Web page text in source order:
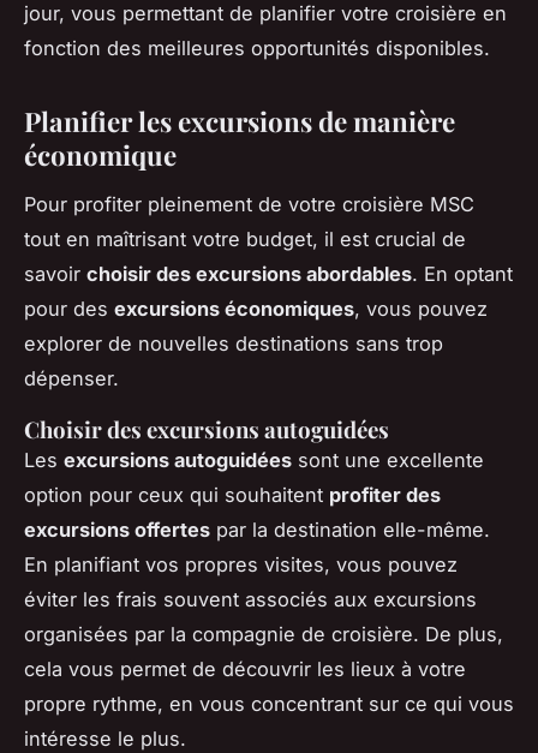
jour, vous permettant de planifier votre croisière en
fonction des meilleures opportunités disponibles.
Planifier les excursions de manière
économique
Pour profiter pleinement de votre croisière MSC
tout en maîtrisant votre budget, il est crucial de
savoir choisir des excursions abordables. En optant
pour des excursions économiques, vous pouvez
explorer de nouvelles destinations sans trop
dépenser.
Choisir des excursions autoguidées
Les excursions autoguidées sont une excellente
option pour ceux qui souhaitent profiter des
excursions offertes par la destination elle-même.
En planifiant vos propres visites, vous pouvez
éviter les frais souvent associés aux excursions
organisées par la compagnie de croisière. De plus,
cela vous permet de découvrir les lieux à votre
propre rythme, en vous concentrant sur ce qui vous
intéresse le plus.